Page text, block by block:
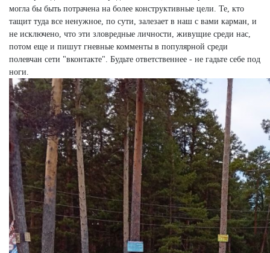
могла бы быть потрачена на более конструктивные цели. Те, кто
тащит туда все ненужное, по сути, залезает в наш с вами карман, и
не исключено, что эти зловредные личности, живущие среди нас,
потом еще и пишут гневные комменты в популярной среди
полевчан сети "вконтакте". Будьте ответственнее - не гадьте себе под
ноги.